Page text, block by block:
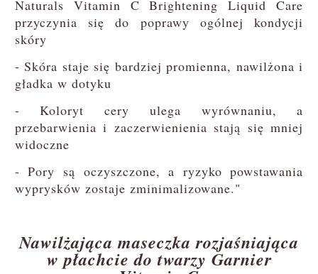
Naturals Vitamin C Brightening Liquid Care
przyczynia się do poprawy ogólnej kondycji
skóry
- Skóra staje się bardziej promienna, nawilżona i
gładka w dotyku
- Koloryt cery ulega wyrównaniu, a
przebarwienia i zaczerwienienia stają się mniej
widoczne
- Pory są oczyszczone, a ryzyko powstawania
wyprysków zostaje zminimalizowane."
Nawilżająca maseczka rozjaśniająca
w płachcie do twarzy Garnier